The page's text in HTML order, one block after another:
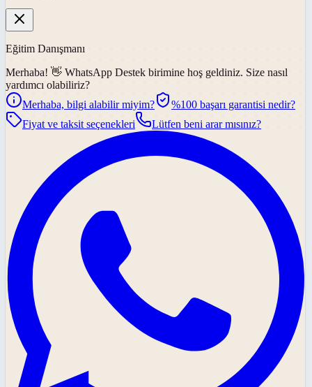
Eğitim Danışmanı
Merhaba! 👋 WhatsApp Destek birimine hoş geldiniz. Size nasıl
yardımcı olabiliriz?
Merhaba, bilgi alabilir miyim?
%100 başarı garantisi nedir?
Fiyat ve taksit seçenekleri
Lütfen beni arar mısınız?